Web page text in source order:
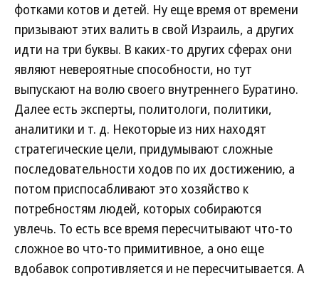
фотками котов и детей. Ну еще время от времени
призывают этих валить в свой Израиль, а других
идти на три буквы. В каких-то других сферах они
являют невероятные способности, но тут
выпускают на волю своего внутреннего Буратино.
Далее есть эксперты, политологи, политики,
аналитики и т. д. Некоторые из них находят
стратегические цели, придумывают сложные
последовательности ходов по их достижению, а
потом приспосабливают это хозяйство к
потребностям людей, которых собираются
увлечь. То есть все время пересчитывают что-то
сложное во что-то примитивное, а оно еще
вдобавок сопротивляется и не пересчитывается. А